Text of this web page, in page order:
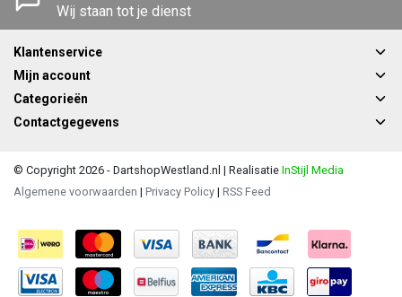
Wij staan tot je dienst
Klantenservice
Mijn account
Categorieën
Contactgegevens
© Copyright 2026 - DartshopWestland.nl | Realisatie InStijl Media
Algemene voorwaarden | Privacy Policy | RSS Feed